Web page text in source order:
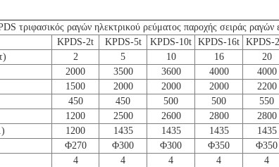
τριφασικός ραγών ηλεκτρικού ρεύματος παροχής σειράς ραγών
KPDS-2t KPDS-5t KPDS-10t KPDS-16t KPDS-
2 5 10 16 20
2000 3500 3600 4000 4000
1500 2000 2000 2000 2200
450 450 500 500 550
1200 2500 2600 2800 2800
1200 1435 1435 1435 1435
Φ270 Φ300 Φ300 Φ350 Φ350
4 4 4 4 4